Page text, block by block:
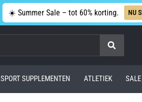
☀️ Summer Sale – tot 60% korting. NU
Zoeken
SPORT SUPPLEMENTEN ATLETIEK SALE